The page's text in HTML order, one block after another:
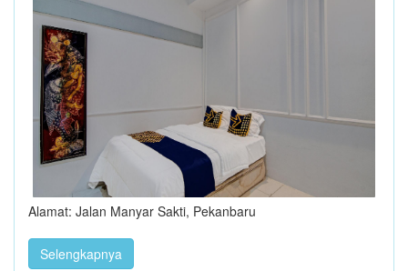
Alamat: Jalan Manyar Sakti, Pekanbaru
Selengkapnya